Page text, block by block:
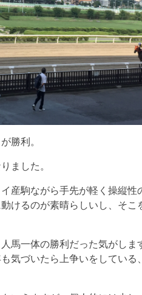
勝利。
ました。
産駒ながら手先が軽く操縦性
けるのが素晴らしいし、そ
馬一体の勝利だった気がしま
気づいたら上争いをしている